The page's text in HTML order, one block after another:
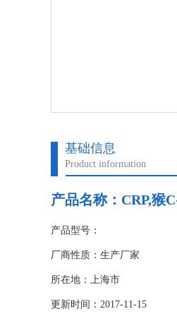
基础信息
Product information
产品名称： CRP,猴
产品型号：
厂商性质：生产厂家
所在地：上海市
更新时间：2017-11-15